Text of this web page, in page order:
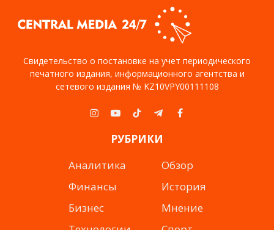
Свидетельство о постановке на учет периодического
печатного издания, информационного агентства и
сетевого издания № KZ10VPY00111108
Instagram
YouTubeTikTokTelegramFacebook
РУБРИКИ
Аналитика
Финансы
Бизнес
Обзор
История
Мнение